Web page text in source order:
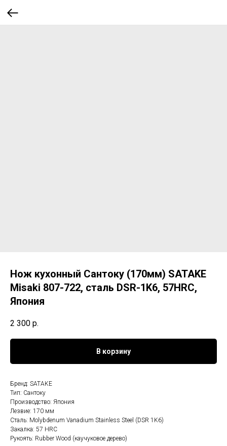
Нож кухонный Сантоку (170мм) SATAKE
Misaki 807-722, сталь DSR-1K6, 57HRC,
Япония
2 300 р.
В корзину
Бренд: SATAKE
Тип: Сантоку
Производство: Япония
Лезвие: 170 мм
Сталь: Molybdenum Vanadium Stainless Steel (DSR 1K6)
Закалка: 57 HRC
Рукоять: Rubber Wood (каучуковое дерево)